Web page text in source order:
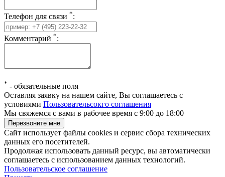
Телефон для связи *:
Комментарий *:
* - обязательные поля
Оставляя заявку на нашем сайте, Вы соглашаетесь с
условиями Пользовательсокго соглашения
Мы свяжемся с вами в рабочее время с 9:00 до 18:00
Сайт использует файлы cookies и сервис сбора технических
данных его посетителей.
Продолжая использовать данный ресурс, вы автоматически
соглашаетесь с использованием данных технологий.
Пользовательское соглашение